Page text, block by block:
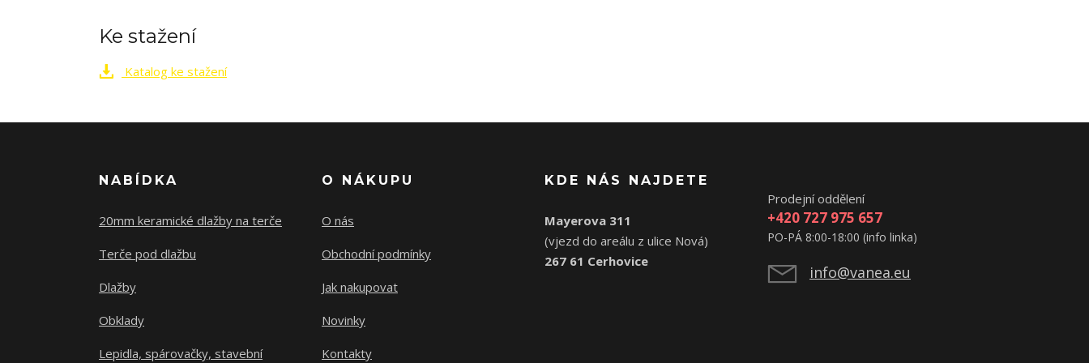
Ke stažení
Katalog ke stažení
NABÍDKA
20mm keramické dlažby na terče
Terče pod dlažbu
Dlažby
Obklady
Lepidla, spárovačky, stavební
O NÁKUPU
O nás
Obchodní podmínky
Jak nakupovat
Novinky
Kontakty
KDE NÁS NAJDETE
Mayerova 311
(vjezd do areálu z ulice Nová)
267 61 Cerhovice
Prodejní oddělení
+420 727 975 657
PO-PÁ 8:00-18:00 (info linka)
info@vanea.eu